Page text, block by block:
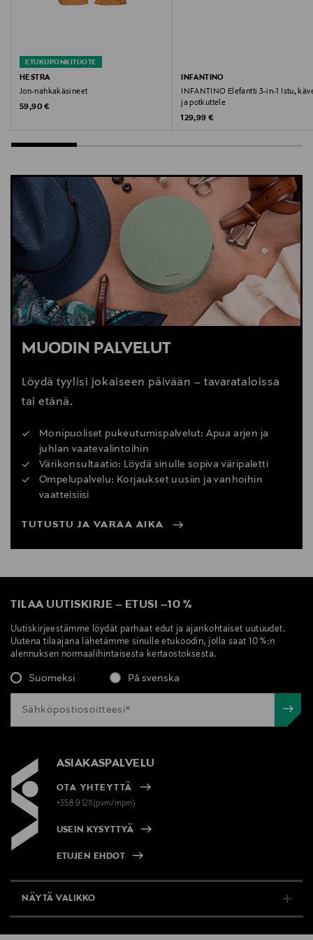
ETUKUPONKITUOTE
HESTRA
Jon-nahkakäsineet
Original Price
59,90 €
INFANTINO
INFANTINO Elefantti 3-in-1 Istu,
ja potkuttele
Original Price
129,99 €
MUODIN PALVELUT
Löydä tyylisi jokaiseen päivään – tavarataloissa
tai etänä.
Monipuoliset pukeutumispalvelut: Apua arjen ja
juhlan vaatevalintoihin
Värikonsultaatio: Löydä sinulle sopiva väripaletti
Ompelupalvelu: Korjaukset uusiin ja vanhoihin
vaatteisiisi
TUTUSTU JA VARAA AIKA
TILAA UUTISKIRJE – ETUSI –10 %
Uutiskirjeestämme löydät parhaat edut ja ajankohtaiset uutuudet.
Uutena tilaajana lähetämme sinulle etukoodin, jolla saat 10 %:n
alennuksen normaalihintaisesta kertaostoksesta.
Suomeksi På svenska
ASIAKASPALVELU
OTA YHTEYTTÄ
+358 9 1211(pvm/mpm)
USEIN KYSYTTYÄ
ETUJEN EHDOT
NÄYTÄ VALIKKO